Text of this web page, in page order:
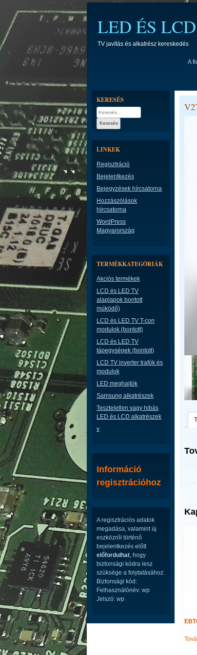
content
LED ÉS
TV javítás és alkatrész kereskedés
A
KERESÉS
Keresés:
LINKEK
Regisztráció
Bejelentkezés
Bejegyzések hírcsatorna
Hozzászólások
hírcsatorna
WordPress
Magyarország
TERMÉKKATEGÓRIÁK
Akciós termékek
LCD és LED TV
alaplapok bontott
múködő)
LCD és LED TV T-con
modulok (bontott)
LCD és LED TV
tápegységek (bontott)
LCD TV inverter trafók és
modulok
LED meghajtók
Samsung alkatrészek
Teszteletlen vagy hibás
LED és LCD alkatrészek
v
Információ
regisztrációhoz
A regisztrációs adatok
megadása, valamint új
eszközről történő
bejelentkezés előtt
előfordulhat, hogy
biztonsági kódra lesz
szüksége a folytatásához.
Biztonsági kód:
Felhasználónév: wp
Jelszó: wp